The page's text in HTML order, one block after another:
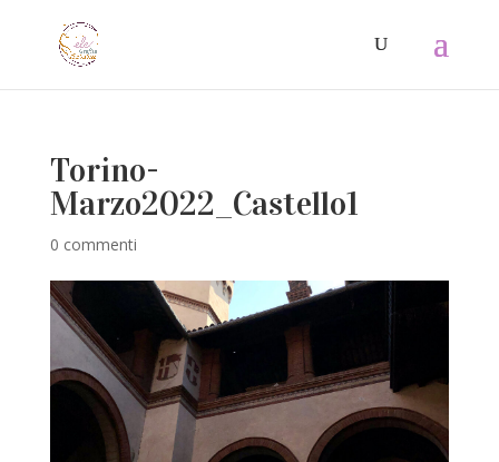
Torino-
Marzo2022_Castello1
0 commenti